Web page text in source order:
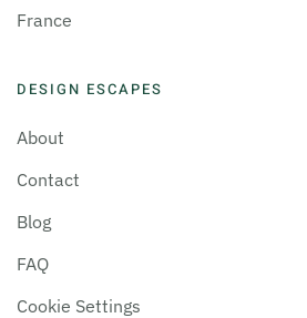
France
DESIGN ESCAPES
About
Contact
Blog
FAQ
Cookie Settings